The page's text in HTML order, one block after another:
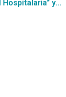
Nueva licitación para “Suministro nutrición parenteral Red Hospitalaria” ya está disponible